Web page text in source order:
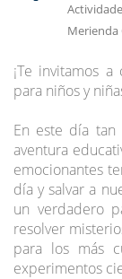
Merienda
¡Te invitamos
para niños y
En este día tan
aventura
emocionantes
día y salvar a
un verdadero
resolver
para los más
experimentos